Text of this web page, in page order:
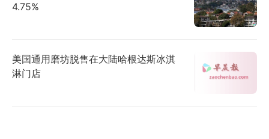
4.75%
美国通用磨坊脱售在大陆哈根达斯冰淇
淋门店